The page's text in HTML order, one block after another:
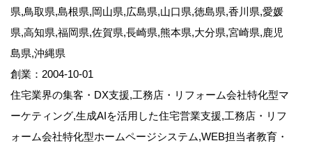
県,鳥取県,島根県,岡山県,広島県,山口県,徳島県,香川県,愛媛
県,高知県,福岡県,佐賀県,長崎県,熊本県,大分県,宮崎県,鹿児
島県,沖縄県
創業：2004-10-01
住宅業界の集客・DX支援,工務店・リフォーム会社特化型マ
ーケティング,生成AIを活用した住宅営業支援,工務店・リフ
ォーム会社特化型ホームページシステム,WEB担当者教育・